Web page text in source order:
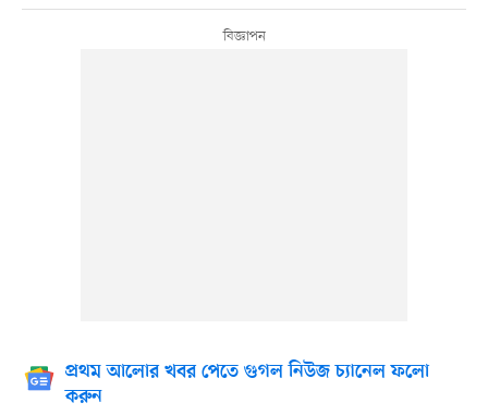
প্রথম আলোর খবর পেতে গুগল নিউজ চ্যানেল ফলো
করুন